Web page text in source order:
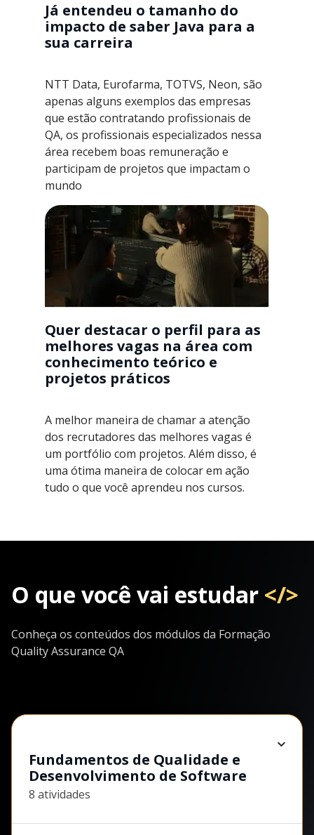
Já entendeu o tamanho do
impacto de saber Java para a
sua carreira
NTT Data, Eurofarma, TOTVS, Neon, são
apenas alguns exemplos das empresas
que estão contratando profissionais de
QA, os profissionais especializados nessa
área recebem boas remuneração e
participam de projetos que impactam o
mundo
Quer destacar o perfil para as
melhores vagas na área com
conhecimento teórico e
projetos práticos
A melhor maneira de chamar a atenção
dos recrutadores das melhores vagas é
um portfólio com projetos. Além disso, é
uma ótima maneira de colocar em ação
tudo o que você aprendeu nos cursos.
O que você vai estudar </>
Conheça os conteúdos dos módulos da Formação
Quality Assurance QA
Fundamentos de Qualidade e
Desenvolvimento de Software
8 atividades